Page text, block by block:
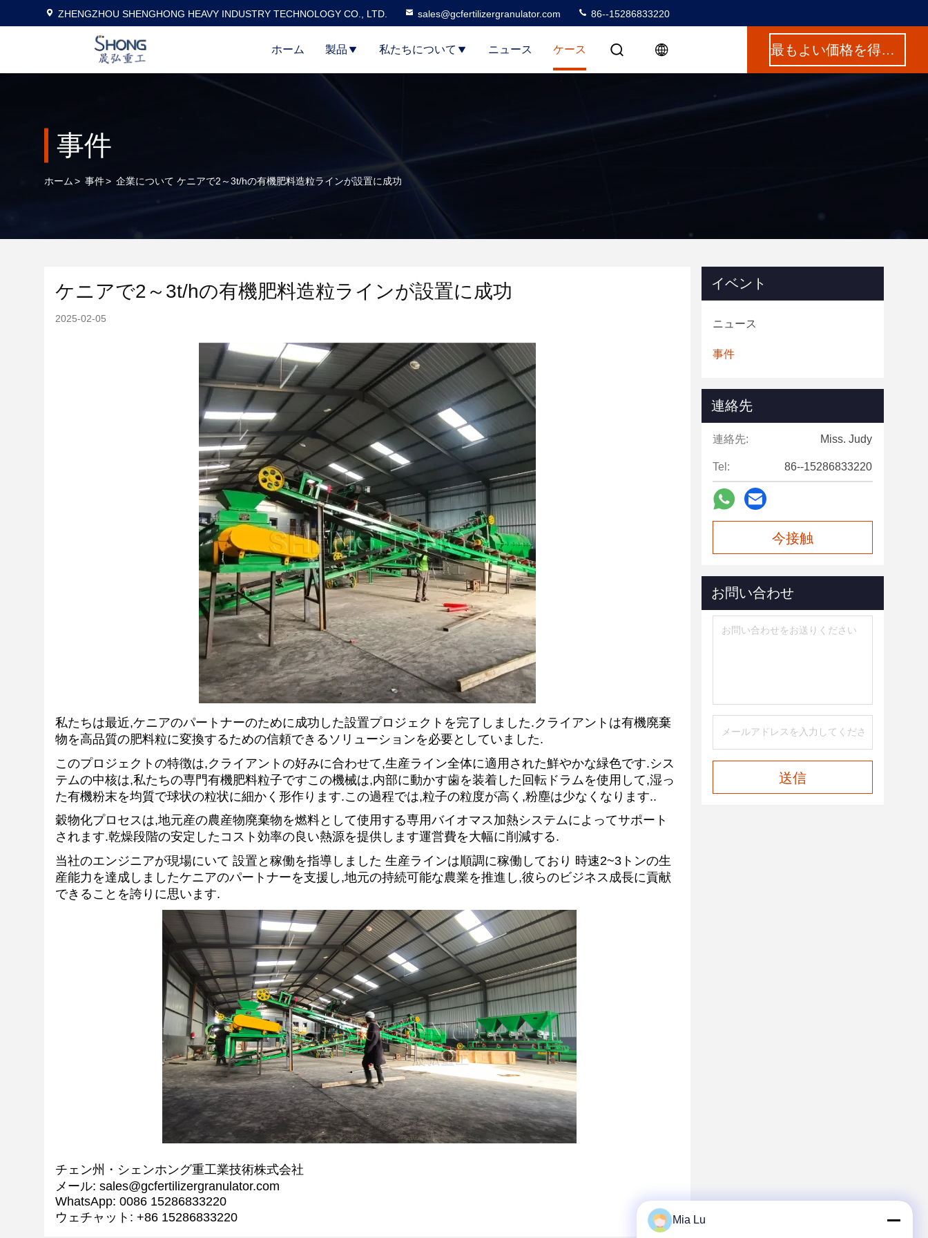
ZHENGZHOU SHENGHONG HEAVY INDUSTRY TECHNOLOGY CO., LTD. sales@gcfertilizergranulator.com 86--15286833220
ホーム 製品 私たちについて ニュース ケース 最もよい価格を得なさい
事件
ホーム> 事件> 企業について ケニアで2～3t/hの有機肥料造粒ラインが設置に成功
ケニアで2～3t/hの有機肥料造粒ラインが設置に成功
2025-02-05
私たちは最近,ケニアのパートナーのために成功した設置プロジェクトを完了しました.クライアントは有機廃棄
物を高品質の肥料粒に変換するための信頼できるソリューションを必要としていました.
このプロジェクトの特徴は,クライアントの好みに合わせて,生産ライン全体に適用された鮮やかな緑色です.シス
テムの中核は,私たちの専門有機肥料粒子ですこの機械は,内部に動かす歯を装着した回転ドラムを使用して,湿っ
た有機粉末を均質で球状の粒状に細かく形作ります.この過程では,粒子の粒度が高く,粉塵は少なくなります..
穀物化プロセスは,地元産の農産物廃棄物を燃料として使用する専用バイオマス加熱システムによってサポート
されます.乾燥段階の安定したコスト効率の良い熱源を提供します運営費を大幅に削減する.
当社のエンジニアが現場にいて 設置と稼働を指導しました 生産ラインは順調に稼働しており 時速2~3トンの生
産能力を達成しましたケニアのパートナーを支援し,地元の持続可能な農業を推進し,彼らのビジネス成長に貢献
できることを誇りに思います.
チェン州・シェンホング重工業技術株式会社
メール: sales@gcfertilizergranulator.com
WhatsApp: 0086 15286833220
ウェチャット: +86 15286833220
イベント
ニュース
事件
連絡先
連絡先: Miss. Judy
Tel: 86--15286833220
今接触
お問い合わせ
送信
Mia Lu